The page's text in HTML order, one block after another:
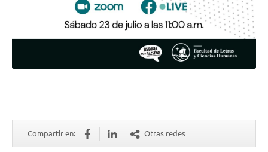
Compartir en: Otras redes